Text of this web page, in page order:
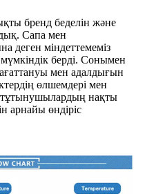
бренд беделiн және
Сапа мен
деген мiндеттемемiз
мүмкiндiк бердi. Сонымен
мен адалдығын
өлшемдерi мен
тұтынушылардың нақты
арнайы өндiрiс